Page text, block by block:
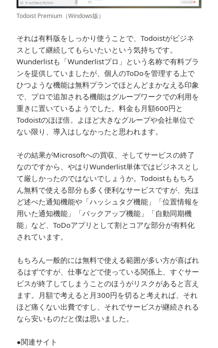
Todoist Premium（Windows版）
それは有料版をしっかり使うことで、Todoistがビジネ
スとして継続してもらいたいという気持ちです。
Wunderlistも「Wunderlistプロ」という名称で有料プラ
ンを提供していましたが、個人のToDoを管理する上で
ひつような機能は無料プランでほとんどまかなえる印象
で、プロで追加される機能はグループワークでの利用を
重きに置いているようでした。料金も月額600円と
Todoistのほぼ倍。よほど大きなグループや会社単位で
ない限り、導入はしなかったと思われます。
その結果がMicrosoftへの買収、そしてサービスの終了
なのですから、やはりWunderlist単体ではビジネスとし
て厳しかったのではないでしょうか。Todoistももちろ
ん無料で使える部分も多く便利なサービスですが、先ほ
ど述べた通知機能や「ハッシュタグ機能」「位置情報を
用いた通知機能」「バックアップ機能」「自動同期機
能」など、ToDoアプリとして割とコアな部分が有料化
されています。
もちろん一般的には無料で使える範囲が多い方が喜ばれ
るはずですが、仕事などで使っている関係上、すぐサー
ビスが終了してしまうことのほうがリスクがあると言え
ます。月額で考えると月300円を切ると考えれば、それ
ほど痛くない出費ですし、それでサービスが継続される
なら安いものだと僕は思いました。
●関連サイト